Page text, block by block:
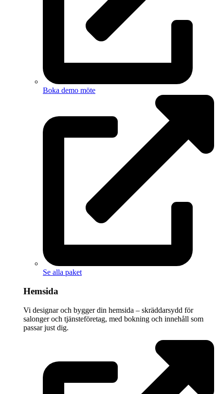
Boka demo möte
Se alla paket
Hemsida
Vi designar och bygger din hemsida – skräddarsydd för
salonger och tjänsteföretag, med bokning och innehåll som
passar just dig.